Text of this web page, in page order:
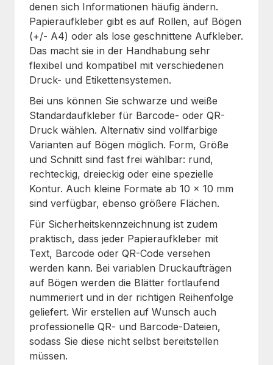
denen sich Informationen häufig ändern.
Papieraufkleber gibt es auf Rollen, auf Bögen
(+/- A4) oder als lose geschnittene Aufkleber.
Das macht sie in der Handhabung sehr
flexibel und kompatibel mit verschiedenen
Druck- und Etikettensystemen.
Bei uns können Sie schwarze und weiße
Standardaufkleber für Barcode- oder QR-
Druck wählen. Alternativ sind vollfarbige
Varianten auf Bögen möglich. Form, Größe
und Schnitt sind fast frei wählbar: rund,
rechteckig, dreieckig oder eine spezielle
Kontur. Auch kleine Formate ab 10 x 10 mm
sind verfügbar, ebenso größere Flächen.
Für Sicherheitskennzeichnung ist zudem
praktisch, dass jeder Papieraufkleber mit
Text, Barcode oder QR-Code versehen
werden kann. Bei variablen Druckaufträgen
auf Bögen werden die Blätter fortlaufend
nummeriert und in der richtigen Reihenfolge
geliefert. Wir erstellen auf Wunsch auch
professionelle QR- und Barcode-Dateien,
sodass Sie diese nicht selbst bereitstellen
müssen.